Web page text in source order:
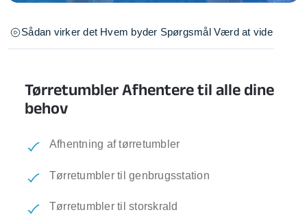
Sådan virker det Hvem byder Spørgsmål Værd at vide
Tørretumbler Afhentere til alle dine
behov
Afhentning af tørretumbler
Tørretumbler til genbrugsstation
Tørretumbler til storskrald